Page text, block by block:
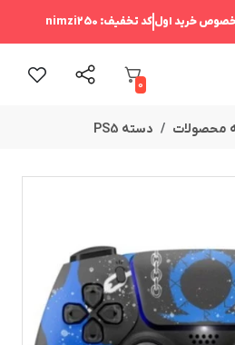
خرید اولکد تخفیف: nimzi250
0
محصولات دسته PS5